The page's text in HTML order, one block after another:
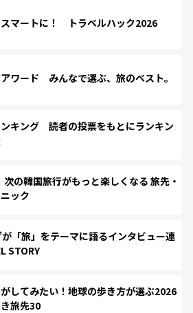
マートに！ トラベルハック2026
ワード みんなで選ぶ、旅のベスト。
キング 読者の投票をもとにランキン
の韓国旅行がもっと楽しくなる 旅先・
ック
「旅」をテーマに語るインタビュー連
STORY
してみたい！地球の歩き方が選ぶ2026
旅先30